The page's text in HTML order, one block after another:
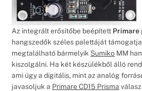
Az integrált erősítőbe beépített Primare
hangszedők széles palettáját
megtalálható bármelyik Sumiko MM
kiszolgálni. Ha két készülékből álló
ami úgy a digitális, mint az analóg
javasoljuk a Primare CD15 Prisma